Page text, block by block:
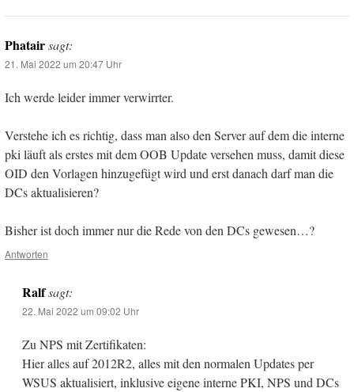
Phatairsagt:
21. Mai 2022 um 20:47 Uhr
Ich werde leider immer verwirrter.
Verstehe ich es richtig, dass man also den Server auf dem die interne
pki läuft als erstes mit dem OOB Update versehen muss, damit diese
OID den Vorlagen hinzugefügt wird und erst danach darf man die
DCs aktualisieren?
Bisher ist doch immer nur die Rede von den DCs gewesen…?
Antworten
Ralf sagt:
22. Mai 2022 um 09:02 Uhr
Zu NPS mit Zertifikaten:
Hier alles auf 2012R2, alles mit den normalen Updates per
WSUS aktualisiert, inklusive eigene interne PKI, NPS und DCs